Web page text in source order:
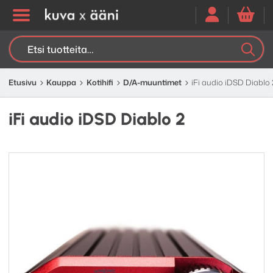
Etsi:
Etusivu Kauppa Kotihifi D/A-muuntimet iFi audio iDSD Diablo
iFi audio iDSD Diablo 2
Edellinen